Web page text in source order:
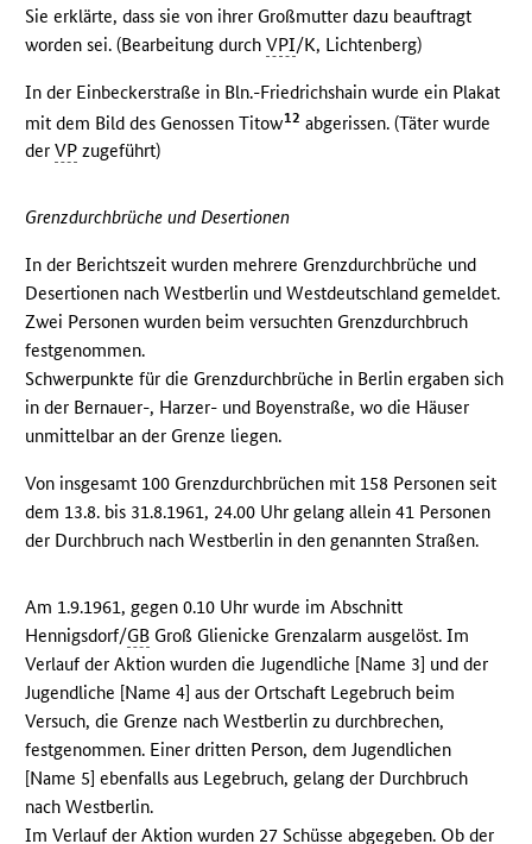
Sie erklärte, dass sie von ihrer Großmutter dazu beauftragt
worden sei. (Bearbeitung durchVPI/K, Lichtenberg)
In der Einbeckerstraße in Bln.-Friedrichshain wurde ein Plakat
mit dem Bild des Genossen Titow12 abgerissen. (Täter wurde
derVP zugeführt)
Grenzdurchbrüche und Desertionen
In der Berichtszeit wurden mehrere Grenzdurchbrüche und
Desertionen nach Westberlin und Westdeutschland gemeldet.
Zwei Personen wurden beim versuchten Grenzdurchbruch
festgenommen.
Schwerpunkte für die Grenzdurchbrüche in Berlin ergaben sich
in der Bernauer-, Harzer- und Boyenstraße, wo die Häuser
unmittelbar an der Grenze liegen.
Von insgesamt 100 Grenzdurchbrüchen mit 158 Personen seit
dem 13.8. bis 31.8.1961, 24.00 Uhr gelang allein 41 Personen
der Durchbruch nach Westberlin in den genannten Straßen.
Am 1.9.1961, gegen 0.10 Uhr wurde im Abschnitt
Hennigsdorf/GB Groß Glienicke Grenzalarm ausgelöst. Im
Verlauf der Aktion wurden die Jugendliche [Name 3] und der
Jugendliche [Name 4] aus der Ortschaft Legebruch beim
Versuch, die Grenze nach Westberlin zu durchbrechen,
festgenommen. Einer dritten Person, dem Jugendlichen
[Name 5] ebenfalls aus Legebruch, gelang der Durchbruch
nach Westberlin.
Im Verlauf der Aktion wurden 27 Schüsse abgegeben. Ob der